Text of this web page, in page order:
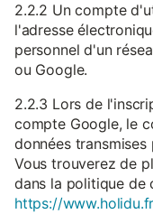
2.2.2 Un compte
l'adresse
personnel d'un
ou Google.
2.2.3 Lors de
compte Google, le
données
Vous trouverez de
dans la politique de
https://